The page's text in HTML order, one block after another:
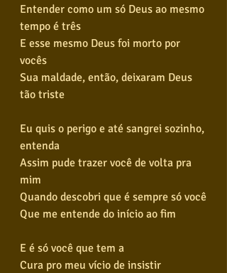
Entender como um só Deus ao mesmo
tempo é três
E esse mesmo Deus foi morto por
vocês
Sua maldade, então, deixaram Deus
tão triste
Eu quis o perigo e até sangrei sozinho,
entenda
Assim pude trazer você de volta pra
mim
Quando descobri que é sempre só você
Que me entende do início ao fim
E é só você que tem a
Cura pro meu vício de insistir